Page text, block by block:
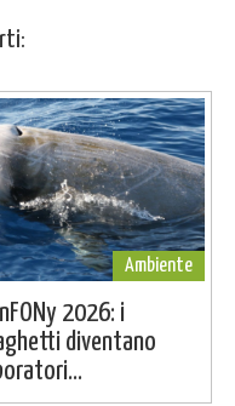
Ambiente
2026: i
diventano